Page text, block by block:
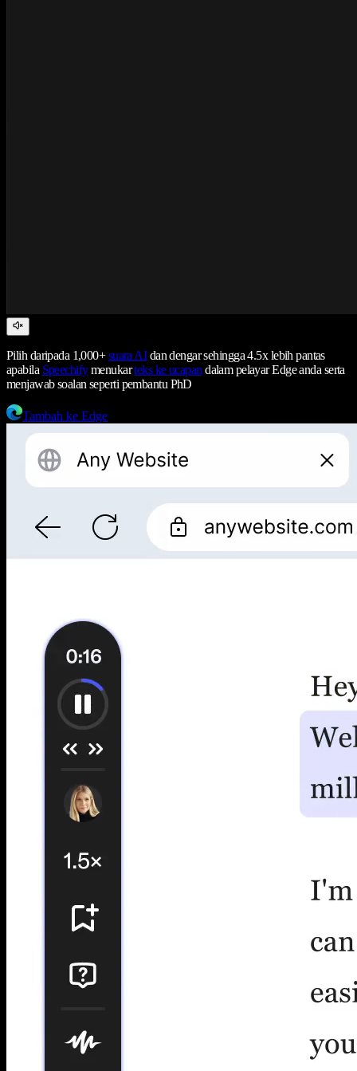
Pilih daripada 1,000+suara AIdan dengar sehingga 4.5x lebih pantas
apabila Speechifymenukarteks ke ucapan dalam pelayar Edge anda serta
menjawab soalan seperti pembantu PhD
Tambah ke Edge